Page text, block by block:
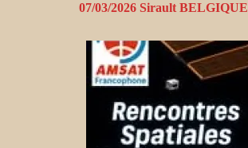
07/03/2026 Sirault BELGIQUE